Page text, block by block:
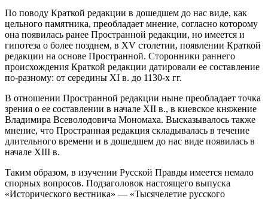
По поводу Краткой редакции в дошедшем до нас виде, как
цельного памятника, преобладает мнение, согласно которому
она появилась ранее Пространной редакции, но имеется и
гипотеза о более позднем, в XV столетии, появлении Краткой
редакции на основе Пространной. Сторонники раннего
происхождения Краткой редакции датировали ее составление
по-разному: от середины XI в. до 1130-х гг.
В отношении Пространной редакции ныне преобладает точка
зрения о ее составлении в начале XII в., в киевское княжение
Владимира Всеволодовича Мономаха. Высказывалось также
мнение, что Пространная редакция складывалась в течение
длительного времени и в дошедшем до нас виде появилась в
начале XIII в.
Таким образом, в изучении Русской Правды имеется немало
спорных вопросов. Подзаголовок настоящего выпуска
«Исторического вестника» — «Тысячелетие русского